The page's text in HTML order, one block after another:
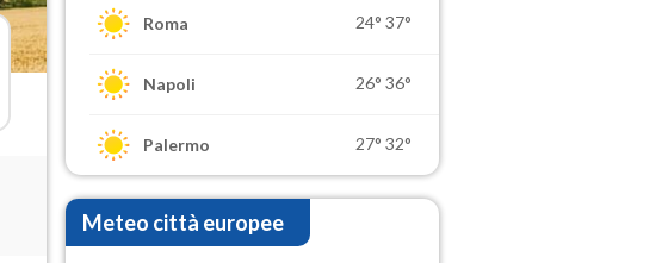
Roma 24° 37°
Napoli 26° 36°
Palermo 27° 32°
Meteo città europee